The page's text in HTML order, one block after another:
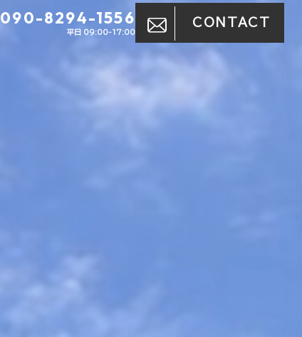
090-8294-1556
平日 09:00-17:00
CONTACT